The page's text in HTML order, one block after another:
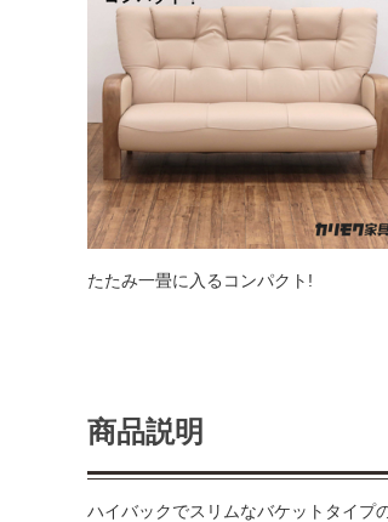
たたみ一畳に入るコンパクト!
商品説明
ハイバックでスリムなバケットタイプ